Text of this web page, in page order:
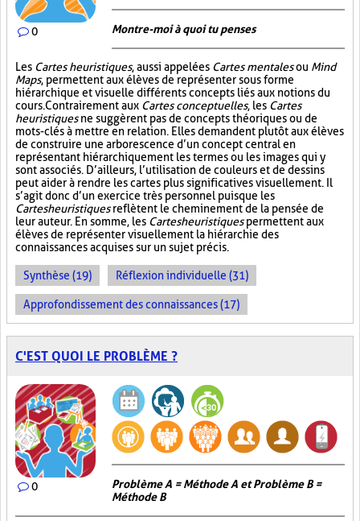
0 Montre-moi à quoi tu penses
Les Cartes heuristiques, aussi appelées Cartes mentalesou Mind
Maps, permettent aux élèves de représenter sous forme
hiérarchique et visuelle différents concepts liés aux notions du
cours. Contrairement aux Cartes conceptuelles, les Cartes
heuristiquesne suggèrent pas de concepts théoriques ou de
mots-clés à mettre en relation. Elles demandent plutôt aux élèves
de construire une arborescence d’un concept central en
représentant hiérarchiquement les termes ou les images qui y
sont associés. D’ailleurs, l’utilisation de couleurs et de dessins
peut aider à rendre les cartes plus significatives visuellement. Il
s’agit donc d’un exercice très personnel puisque les
Cartes heuristiquesreflètent le cheminement de la pensée de
leur auteur. En somme, les Cartes heuristiquespermettent aux
élèves de représenter visuellement la hiérarchie des
connaissances acquises sur un sujet précis.
Synthèse (19) Réflexion individuelle (31)
Approfondissement des connaissances (17)
C'EST QUOI LE PROBLÈME ?
0
Problème A = Méthode A et Problème B =
Méthode B